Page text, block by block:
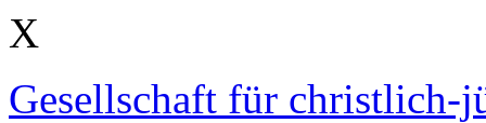
X
Gesellschaft für christlich-